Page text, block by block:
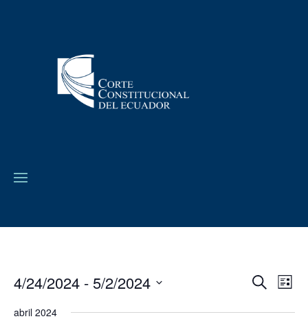
Buscar
Lista
4/24/2024 - 5/2/2024
fecha.
abril 2024